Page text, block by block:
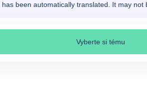
been automatically translated. It may not
Vyberte si tému
Výber časti